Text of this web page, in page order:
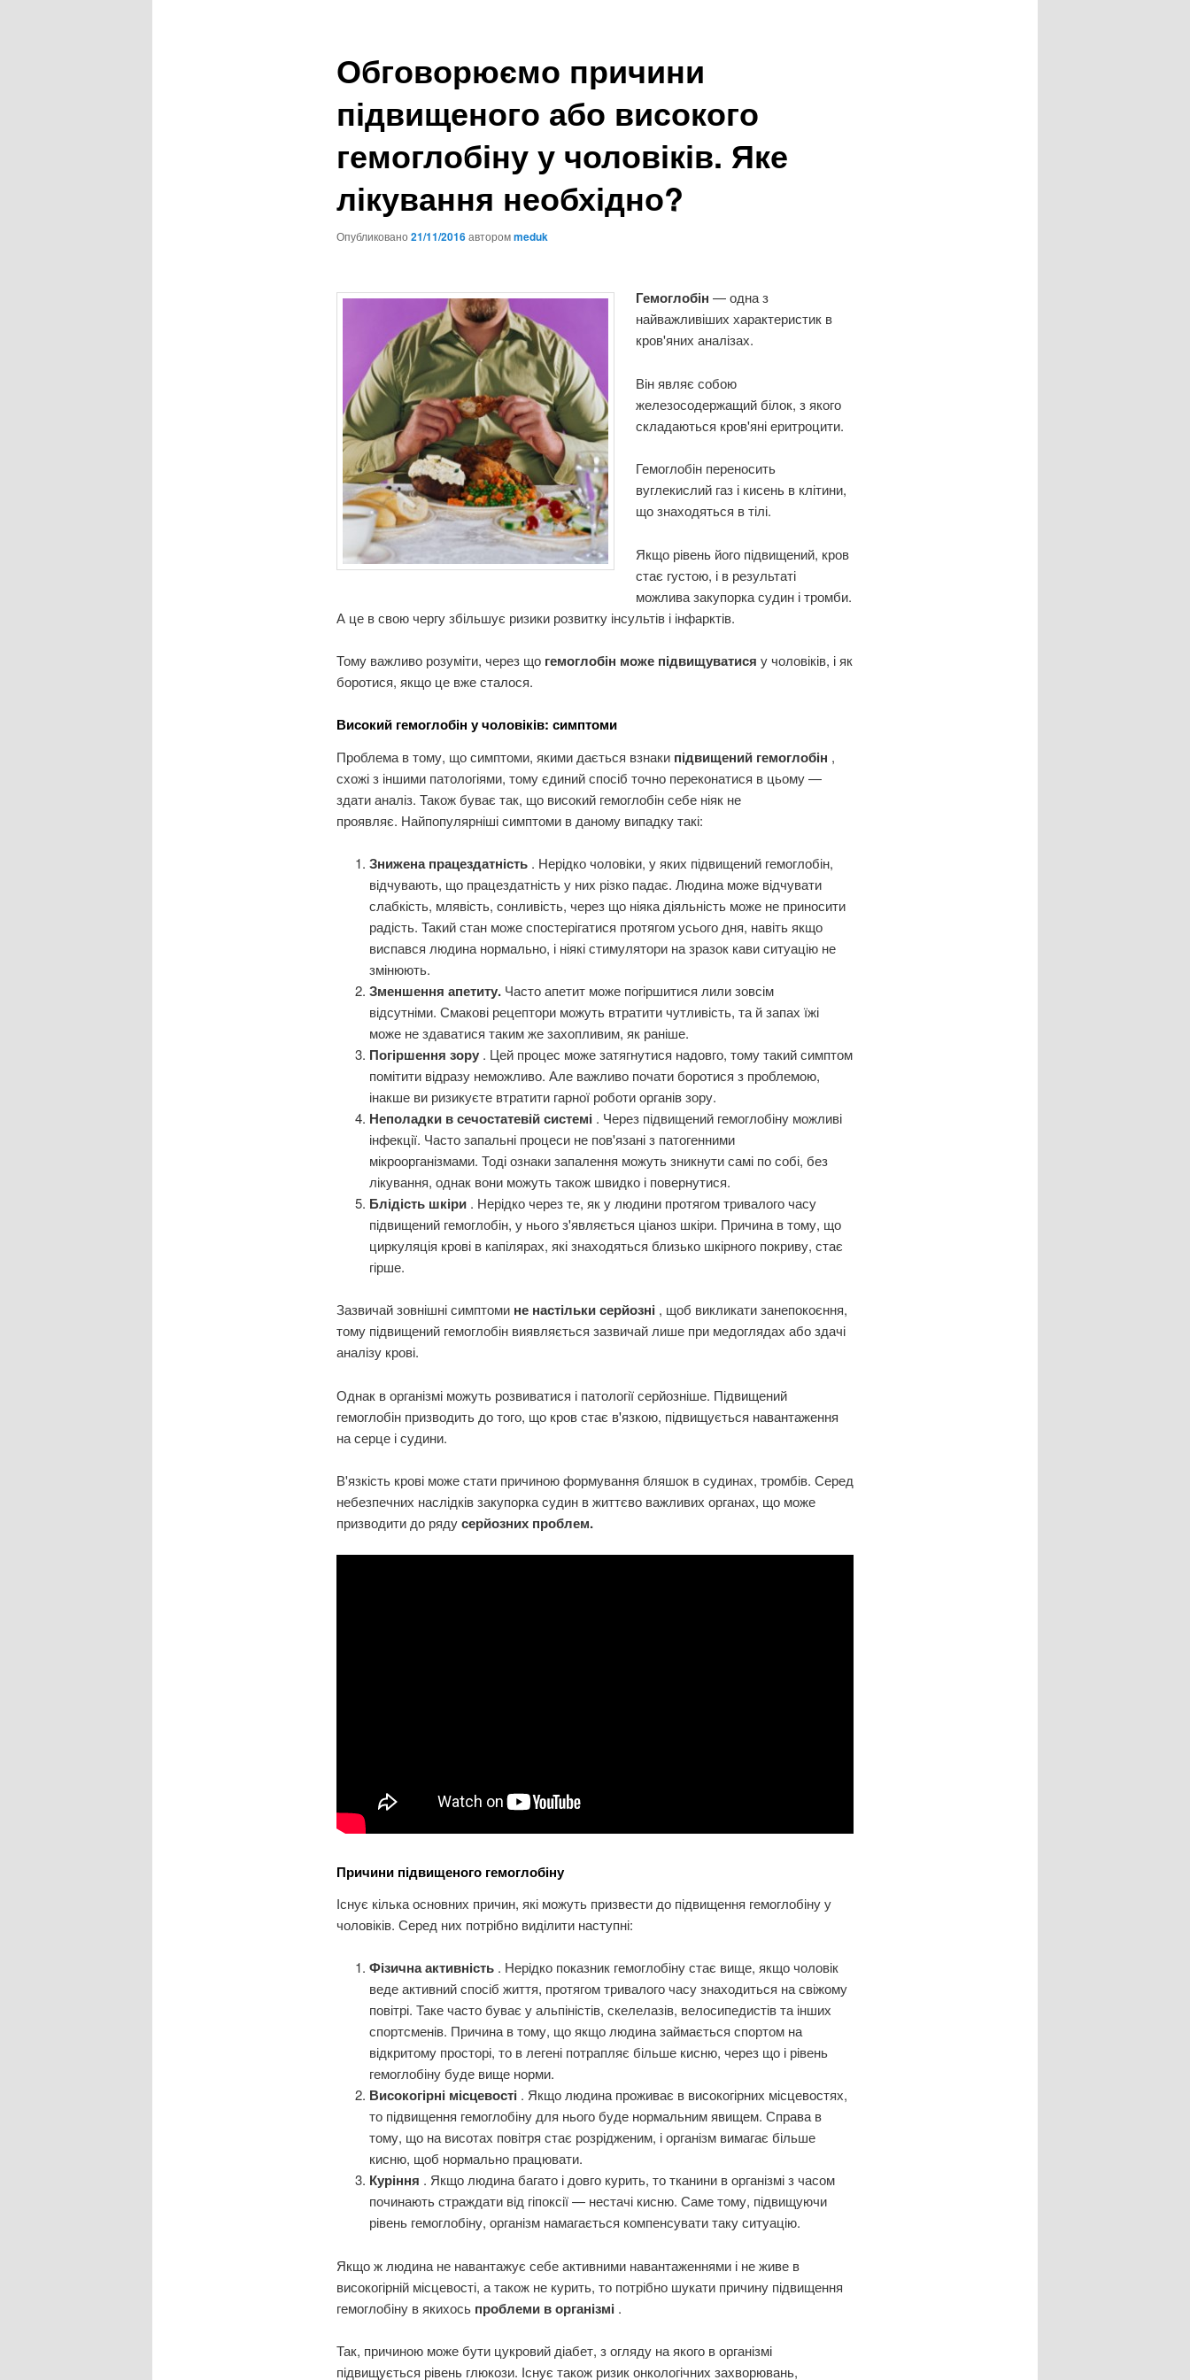
Обговорюємо причини
підвищеного або високого
гемоглобіну у чоловіків. Яке
лікування необхідно?
Опубликовано 21/11/2016авторомmeduk
Гемоглобін— одна з
найважливіших характеристик в
кров'яних аналізах.
Він являє собою
железосодержащий білок, з якого
складаються кров'яні еритроцити.
Гемоглобін переносить
вуглекислий газ і кисень в клітини,
що знаходяться в тілі.
Якщо рівень його підвищений, кров
стає густою, і в результаті
можлива закупорка судин і тромби.
А це в свою чергу збільшує ризики розвитку інсультів і інфарктів.
Тому важливо розуміти, через що гемоглобін може підвищуватися у чоловіків, і як
боротися, якщо це вже сталося.
Високий гемоглобін у чоловіків: симптоми
Проблема в тому, що симптоми, якими дається взнаки підвищений гемоглобін ,
схожі з іншими патологіями, тому єдиний спосіб точно переконатися в цьому —
здати аналіз. Також буває так, що високий гемоглобін себе ніяк не
проявляє. Найпопулярніші симптоми в даному випадку такі:
Знижена працездатність . Нерідко чоловіки, у яких підвищений гемоглобін,
відчувають, що працездатність у них різко падає. Людина може відчувати
слабкість, млявість, сонливість, через що ніяка діяльність може не приносити
радість. Такий стан може спостерігатися протягом усього дня, навіть якщо
виспався людина нормально, і ніякі стимулятори на зразок кави ситуацію не
змінюють.
Зменшення апетиту. Часто апетит може погіршитися лили зовсім
відсутніми. Смакові рецептори можуть втратити чутливість, та й запах їжі
може не здаватися таким же захопливим, як раніше.
Погіршення зору . Цей процес може затягнутися надовго, тому такий симптом
помітити відразу неможливо. Але важливо почати боротися з проблемою,
інакше ви ризикуєте втратити гарної роботи органів зору.
Неполадки в сечостатевій системі . Через підвищений гемоглобіну можливі
інфекції. Часто запальні процеси не пов'язані з патогенними
мікроорганізмами. Тоді ознаки запалення можуть зникнути самі по собі, без
лікування, однак вони можуть також швидко і повернутися.
Блідість шкіри . Нерідко через те, як у людини протягом тривалого часу
підвищений гемоглобін, у нього з'являється ціаноз шкіри. Причина в тому, що
циркуляція крові в капілярах, які знаходяться близько шкірного покриву, стає
гірше.
Зазвичай зовнішні симптоми не настільки серйозні , щоб викликати занепокоєння,
тому підвищений гемоглобін виявляється зазвичай лише при медоглядах або здачі
аналізу крові.
Однак в організмі можуть розвиватися і патології серйозніше. Підвищений
гемоглобін призводить до того, що кров стає в'язкою, підвищується навантаження
на серце і судини.
В'язкість крові може стати причиною формування бляшок в судинах, тромбів. Серед
небезпечних наслідків закупорка судин в життєво важливих органах, що може
призводити до рядусерйозних проблем.
Причини підвищеного гемоглобіну
Існує кілька основних причин, які можуть призвести до підвищення гемоглобіну у
чоловіків. Серед них потрібно виділити наступні:
Фізична активність . Нерідко показник гемоглобіну стає вище, якщо чоловік
веде активний спосіб життя, протягом тривалого часу знаходиться на свіжому
повітрі. Таке часто буває у альпіністів, скелелазів, велосипедистів та інших
спортсменів. Причина в тому, що якщо людина займається спортом на
відкритому просторі, то в легені потрапляє більше кисню, через що і рівень
гемоглобіну буде вище норми.
Високогірні місцевості . Якщо людина проживає в високогірних місцевостях,
то підвищення гемоглобіну для нього буде нормальним явищем. Справа в
тому, що на висотах повітря стає розрідженим, і організм вимагає більше
кисню, щоб нормально працювати.
Куріння . Якщо людина багато і довго курить, то тканини в організмі з часом
починають страждати від гіпоксії — нестачі кисню. Саме тому, підвищуючи
рівень гемоглобіну, організм намагається компенсувати таку ситуацію.
Якщо ж людина не навантажує себе активними навантаженнями і не живе в
високогірній місцевості, а також не курить, то потрібно шукати причину підвищення
гемоглобіну в якихось проблеми в організмі .
Так, причиною може бути цукровий діабет, з огляду на якого в організмі
підвищується рівень глюкози. Існує також ризик онкологічних захворювань,